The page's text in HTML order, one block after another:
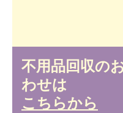
不用品回収の
わせは
こちらから